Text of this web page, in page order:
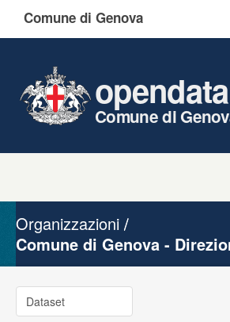
Comune di Genova
opendata
Comune di
Gruppi
Organizzazioni
Comune di Genova -
Dataset